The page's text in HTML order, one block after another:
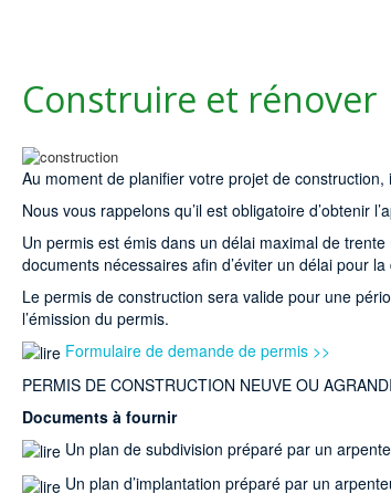
Construire et rénover
Au moment de planifier votre projet de
Nous vous rappelons qu’il est obligatoire d’obtenir
Un permis est émis dans un délai maximal de
documents nécessaires afin d’éviter un délai pour
Le permis de construction sera valide pour une
l’émission du permis.
Formulaire de demande de permis >>
PERMIS DE CONSTRUCTION NEUVE OU
Documents à fournir
Un plan de subdivision préparé par un
Un plan d’implantation préparé par un